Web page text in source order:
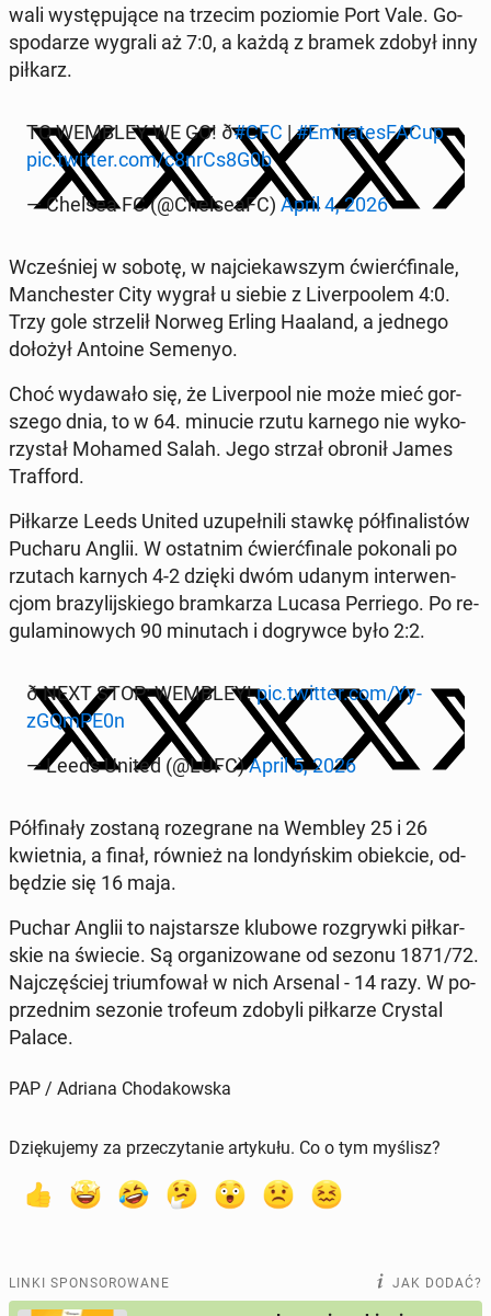
wa­li wy­stę­pu­ją­ce na trzecim po­zio­mie Port Vale. Go­
spo­da­rze wygrali aż 7:0, a każdą z bramek zdobył inny
piłkarz.
TO WEMBLEY WE GO! ð#CFC |#Emi­ra­tes­FA­Cup
pic.twitter.com/c8nrCs8G0b
— Chelsea FC (@Chel­se­aFC) April 4, 2026
Wcze­śniej w sobotę, w naj­cie­kaw­szym ćwierć­fi­na­le,
Man­che­ster City wygrał u siebie z Li­ver­po­olem 4:0.
Trzy gole strze­lił Norweg Erling Haaland, a jednego
dołożył Antoine Semenyo.
Choć wy­da­wa­ło się, że Li­ver­po­ol nie może mieć gor­
sze­go dnia, to w 64. minucie rzutu karnego nie wy­ko­
rzy­stał Mohamed Salah. Jego strzał obronił James
Traf­ford.
Pił­ka­rze Leeds United uzu­peł­ni­li stawkę pół­fi­na­li­stów
Pucharu Anglii. W ostat­nim ćwierć­fi­na­le po­ko­na­li po
rzutach karnych 4-2 dzięki dwóm udanym in­ter­wen­
cjom bra­zy­lij­skie­go bram­ka­rza Lucasa Per­rie­go. Po re­
gu­la­mi­no­wych 90 mi­nu­tach i do­gryw­ce było 2:2.
ð NEXT STOP: WEMBLEY!pic.twitter.com/Yy­
zGQm­PE0n
— Leeds United (@LUFC)April 5, 2026
Pół­fi­na­ły zostaną ro­ze­gra­ne na Wembley 25 i 26
kwiet­nia, a finał, również na lon­dyń­skim obiek­cie, od­
bę­dzie się 16 maja.
Puchar Anglii to naj­star­sze klubowe roz­gryw­ki pił­kar­
skie na świecie. Są or­ga­ni­zo­wa­ne od sezonu 1871/72.
Naj­czę­ściej trium­fo­wał w nich Arsenal - 14 razy. W po­
przed­nim sezonie trofeum zdobyli pił­ka­rze Crystal
Palace.
PAP / Adriana Chodakowska
Dziękujemy za przeczytanie artykułu. Co o tym myślisz?
LINKI SPONSOROWANE JAK DODAĆ?